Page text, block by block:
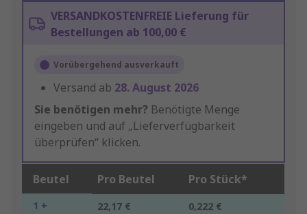
VERSANDKOSTENFREIE Lieferung für
Bestellungen ab 100,00 €
Vorübergehend ausverkauft
Versand ab 28. August 2026
Sie benötigen mehr? Benötigte Menge
eingeben und auf „Lieferverfügbarkeit
überprüfen“ klicken.
Beutel Pro Beutel Pro Stück*
1 + 22,17 € 0,222 €